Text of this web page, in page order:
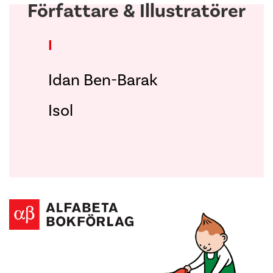
Författare & Illustratörer
I
Idan Ben-Barak
Isol